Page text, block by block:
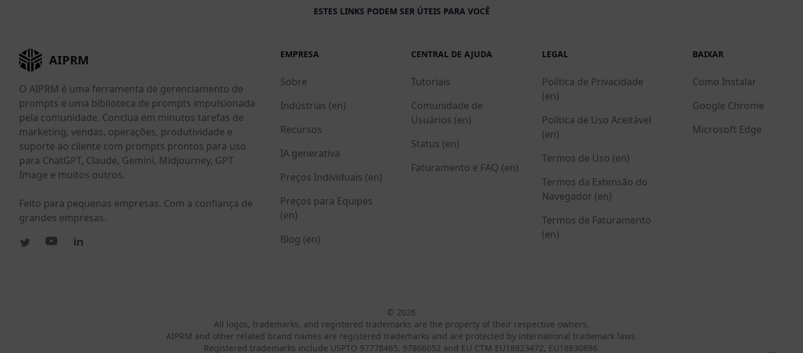
ESTES LINKS PODEM SER ÚTEIS PARA VOCÊ
AIPRM
O AIPRM é uma ferramenta de gerenciamento de
prompts e uma biblioteca de prompts impulsionada
pela comunidade. Conclua em minutos tarefas de
marketing, vendas, operações, produtividade e
suporte ao cliente com prompts prontos para uso
para ChatGPT, Claude, Gemini, Midjourney, GPT
Image e muitos outros.
Feito para pequenas empresas. Com a confiança de
grandes empresas.
EMPRESA
Sobre
Indústrias (en)
Recursos
IA generativa
Preços Individuais (en)
Preços para Equipes
(en)
Blog (en)
CENTRAL DE AJUDA
Tutoriais
Comunidade de
Usuários (en)
Status (en)
Faturamento e FAQ (en)
LEGAL
Política de Privacidade
(en)
Política de Uso Aceitável
(en)
Termos de Uso (en)
Termos da Extensão do
Navegador (en)
Termos de Faturamento
(en)
BAIXAR
Como Instalar
Google Chrome
Microsoft Edge
© 2026
All logos, trademarks, and registered trademarks are the property of their respective owners.
AIPRM and other related brand names are registered trademarks and are protected by international trademark laws.
Registered trademarks include USPTO 97778465, 97866052 and EU CTM EU18823472, EU18830896.